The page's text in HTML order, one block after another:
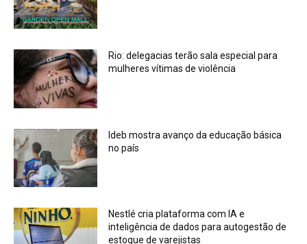
Rio: delegacias terão sala especial para
mulheres vítimas de violência
Ideb mostra avanço da educação básica
no país
Nestlé cria plataforma com IA e
inteligência de dados para autogestão de
estoque de varejistas